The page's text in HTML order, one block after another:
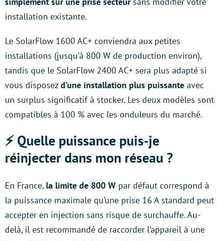
installation existante.
Le SolarFlow 1600 AC+ conviendra aux petites
installations (jusqu’à 800 W de production environ),
tandis que le SolarFlow 2400 AC+ sera plus adapté si
vous disposezd’une installation plus puissante avec
un surplus significatif à stocker. Les deux modèles sont
compatibles à 100 % avec les onduleurs du marché.
⚡️ Quelle puissance puis-je
réinjecter dans mon réseau ?
En France, la limite de 800 W par défaut correspond à
la puissance maximale qu’une prise 16 A standard peut
accepter en injection sans risque de surchauffe. Au-
delà, il est recommandé de raccorder l’appareil à une